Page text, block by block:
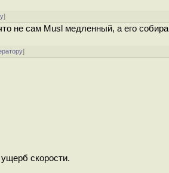
]
не сам Musl медленный, а его
]
скорости.